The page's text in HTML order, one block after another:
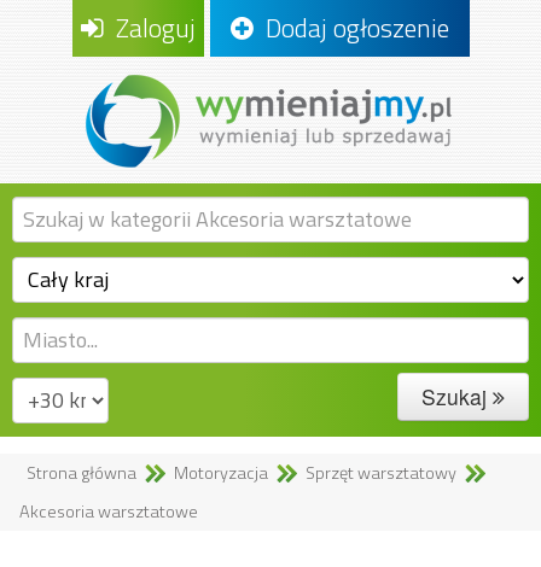
Zaloguj Dodaj ogłoszenie
Szukaj
Strona główna Motoryzacja
Sprzęt warsztatowy
Akcesoria warsztatowe